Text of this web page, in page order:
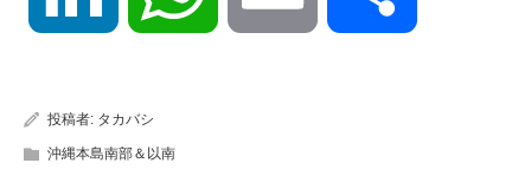
投稿者: タカバシ
沖縄本島南部＆以南